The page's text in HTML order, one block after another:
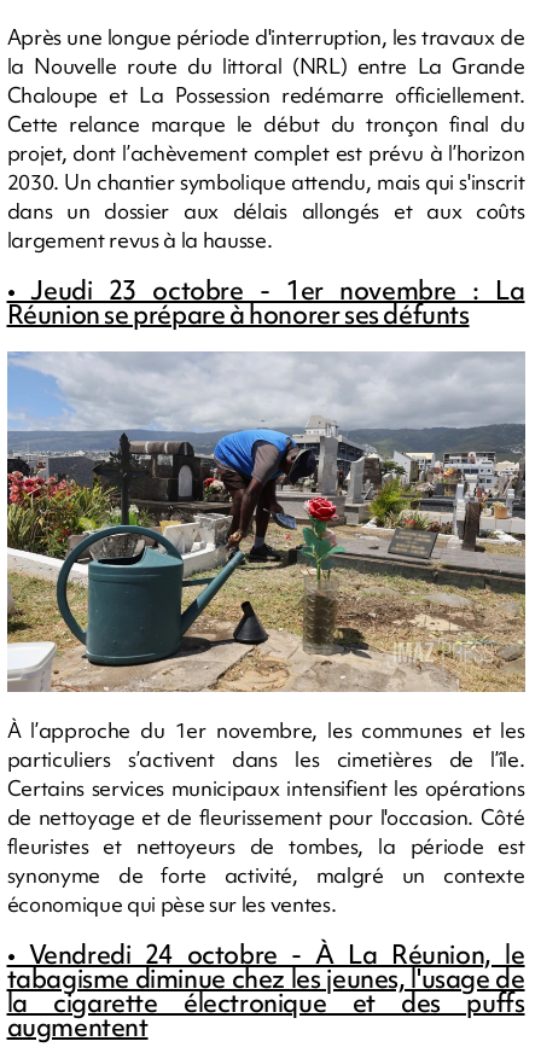
Après une longue période d'interruption, les travaux de
la Nouvelle route du littoral (NRL) entre La Grande
Chaloupe et La Possession redémarre officiellement.
Cette relance marque le début du tronçon final du
projet, dont l’achèvement complet est prévu à l’horizon
2030. Un chantier symbolique attendu, mais qui s'inscrit
dans un dossier aux délais allongés et aux coûts
largement revus à la hausse.
• Jeudi 23 octobre - 1er novembre : La
Réunion se prépare à honorer ses défunts
À l’approche du 1er novembre, les communes et les
particuliers s’activent dans les cimetières de l’île.
Certains services municipaux intensifient les opérations
de nettoyage et de fleurissement pour l'occasion. Côté
fleuristes et nettoyeurs de tombes, la période est
synonyme de forte activité, malgré un contexte
économique qui pèse sur les ventes.
• Vendredi 24 octobre - À La Réunion, le
tabagisme diminue chez les jeunes, l'usage de
la cigarette électronique et des puffs
augmentent